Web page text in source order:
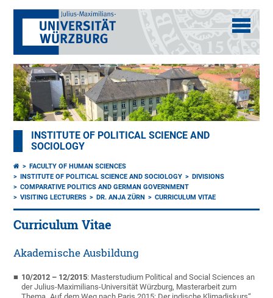
INSTITUTE OF POLITICAL SCIENCE AND
SOCIOLOGY
FACULTY OF HUMAN SCIENCES
INSTITUTE OF POLITICAL SCIENCE AND SOCIOLOGY
DIVISIONS
COMPARATIVE POLITICS AND GERMAN GOVERNMENT
VISITING LECTURERS
DR. ANJA ZÜRN CURRICULUM VITAE
Curriculum Vitae
Akademische Ausbildung
10/2012 – 12/2015: Masterstudium Political and Social Sciences an
der Julius-Maximilians-Universität Würzburg, Masterarbeit zum